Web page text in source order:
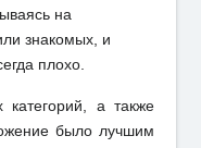
на
знакомых, и
плохо.
категорий, а также
было лучшим